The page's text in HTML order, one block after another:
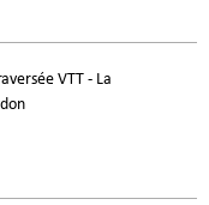
VTT - La